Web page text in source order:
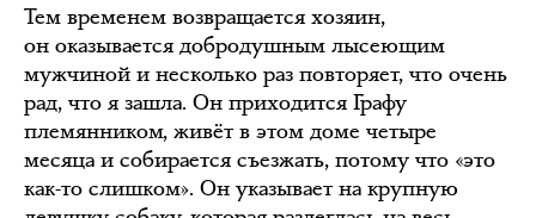
Тем временем возвращается хозяин,
он оказывается добродушным лысеющим
мужчиной и несколько раз повторяет, что очень
рад, что я зашла. Он приходится Графу
племянником, живёт в этом доме четыре
месяца и собирается съезжать, потому что «это
как-то слишком». Он указывает на крупную